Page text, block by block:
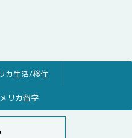
カ生活/移住
リカ留学